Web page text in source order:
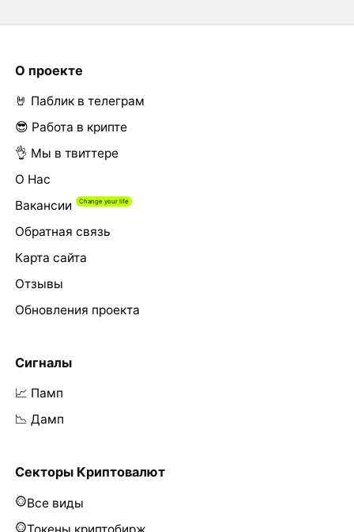
О проекте
🤘 Паблик в телеграм
😎 Работа в крипте
👌 Мы в твиттере
О Нас
Вакансии
Обратная связь
Карта сайта
Отзывы
Обновления проекта
Сигналы
📈 Памп
📉 Дамп
Секторы Криптовалют
Все виды
Токены криптобирж